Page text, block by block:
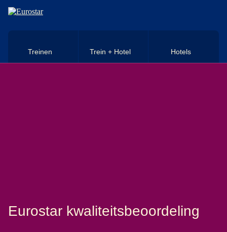
Naar hoofdinhoud
Treinen Trein + Hotel Hotels
Eurostar kwaliteitsbeoordeling